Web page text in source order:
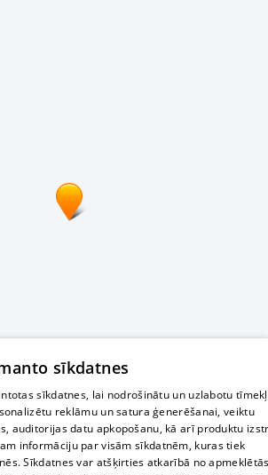
sīkdatnes
sīkdatnes, lai nodrošinātu un uzlabotu
reklāmu un satura ģenerēšanai, veiktu
auditorijas datu apkopošanu, kā arī produktu
informāciju par visām sīkdatnēm, kuras tiek
Sīkdatnes var atšķirties atkarībā no